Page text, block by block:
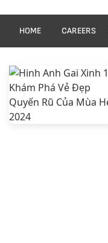
HOME CAREERS